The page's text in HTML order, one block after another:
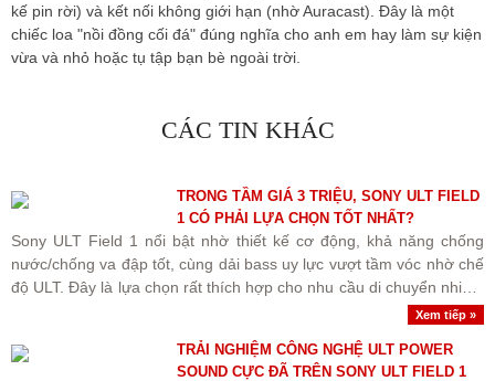
kế pin rời) và kết nối không giới hạn (nhờ Auracast). Đây là một
chiếc loa "nồi đồng cối đá" đúng nghĩa cho anh em hay làm sự kiện
vừa và nhỏ hoặc tụ tập bạn bè ngoài trời.
CÁC TIN KHÁC
TRONG TẦM GIÁ 3 TRIỆU, SONY ULT FIELD
1 CÓ PHẢI LỰA CHỌN TỐT NHẤT?
Sony ULT Field 1 nổi bật nhờ thiết kế cơ động, khả năng chống
nước/chống va đập tốt, cùng dải bass uy lực vượt tầm vóc nhờ chế
độ ULT. Đây là lựa chọn rất thích hợp cho nhu cầu di chuyển nhiều,
Xem tiếp »
TRẢI NGHIỆM CÔNG NGHỆ ULT POWER
SOUND CỰC ĐÃ TRÊN SONY ULT FIELD 1